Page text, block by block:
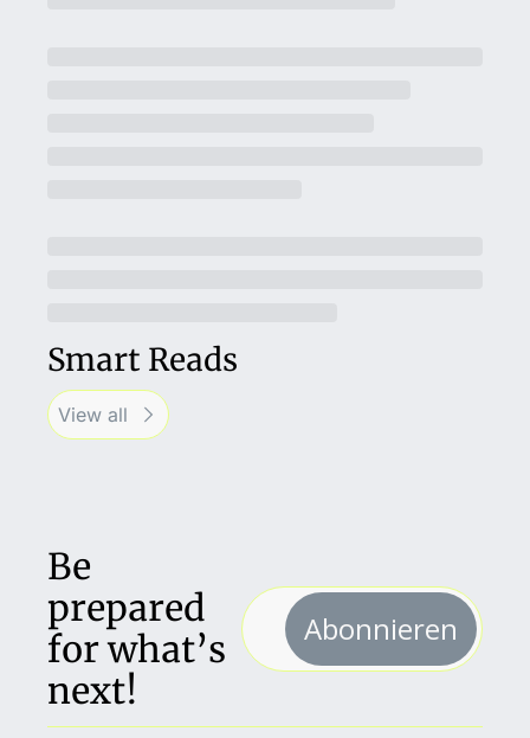
Smart Reads
View all
Be
prepared
for what’s
next!
Abonnieren